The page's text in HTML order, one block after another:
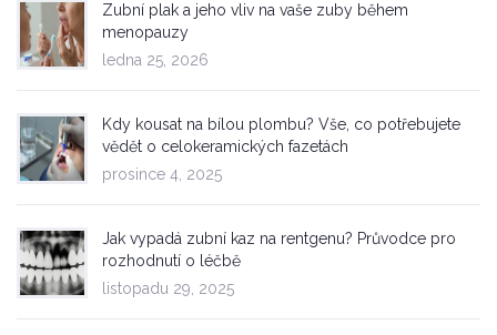
Zubní plak a jeho vliv na vaše zuby během
menopauzy
ledna 25, 2026
Kdy kousat na bílou plombu? Vše, co potřebujete
vědět o celokeramických fazetách
prosince 4, 2025
Jak vypadá zubní kaz na rentgenu? Průvodce pro
rozhodnutí o léčbě
listopadu 29, 2025